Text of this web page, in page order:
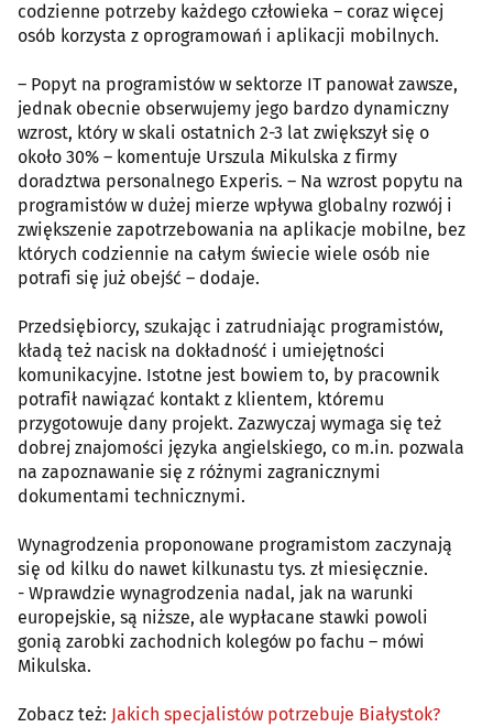
codzienne potrzeby każdego człowieka – coraz więcej
osób korzysta z oprogramowań i aplikacji mobilnych.
– Popyt na programistów w sektorze IT panował zawsze,
jednak obecnie obserwujemy jego bardzo dynamiczny
wzrost, który w skali ostatnich 2-3 lat zwiększył się o
około 30% – komentuje Urszula Mikulska z firmy
doradztwa personalnego Experis. – Na wzrost popytu na
programistów w dużej mierze wpływa globalny rozwój i
zwiększenie zapotrzebowania na aplikacje mobilne, bez
których codziennie na całym świecie wiele osób nie
potrafi się już obejść – dodaje.
Przedsiębiorcy, szukając i zatrudniając programistów,
kładą też nacisk na dokładność i umiejętności
komunikacyjne. Istotne jest bowiem to, by pracownik
potrafił nawiązać kontakt z klientem, któremu
przygotowuje dany projekt. Zazwyczaj wymaga się też
dobrej znajomości języka angielskiego, co m.in. pozwala
na zapoznawanie się z różnymi zagranicznymi
dokumentami technicznymi.
Wynagrodzenia proponowane programistom zaczynają
się od kilku do nawet kilkunastu tys. zł miesięcznie.
- Wprawdzie wynagrodzenia nadal, jak na warunki
europejskie, są niższe, ale wypłacane stawki powoli
gonią zarobki zachodnich kolegów po fachu – mówi
Mikulska.
Zobacz też: Jakich specjalistów potrzebuje Białystok?